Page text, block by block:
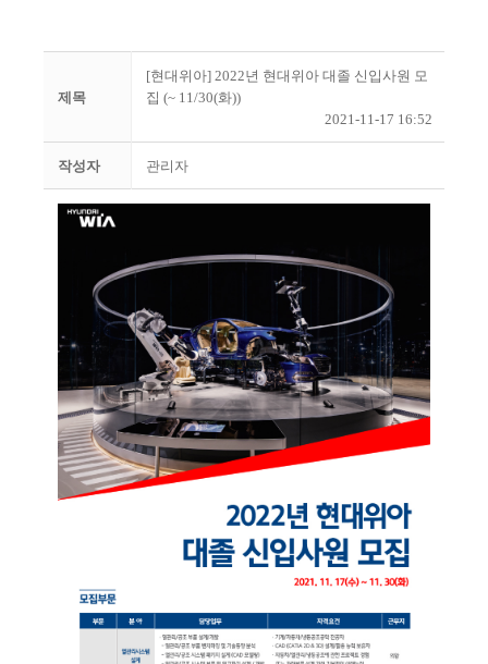
제목
[현대위아] 2022년 현대위아 대졸 신입사원 모
집 (~ 11/30(화))
2021-11-17 16:52
작성자 관리자